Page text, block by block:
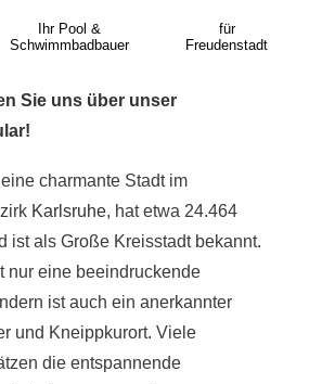
Ihr Pool &
Schwimmbadbauer
für
Freudenstadt
Sie uns über unser
charmante Stadt im
Karlsruhe, hat etwa 24.464
ist als Große Kreisstadt bekannt.
nur eine beeindruckende
ist auch ein anerkannter
und Kneippkurort. Viele
die entspannende